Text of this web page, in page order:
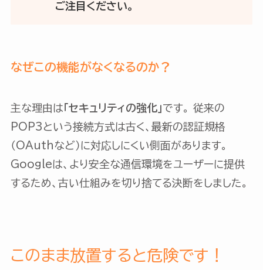
ご注目ください。
なぜこの機能がなくなるのか？
主な理由は 「セキュリティの強化」です。 従来の
POP3という接続方式は古く、最新の認証規格
（OAuthなど）に対応しにくい側面があります。
Googleは、より安全な通信環境をユーザーに提供
するため、古い仕組みを切り捨てる決断をしました。
このまま放置すると危険です！